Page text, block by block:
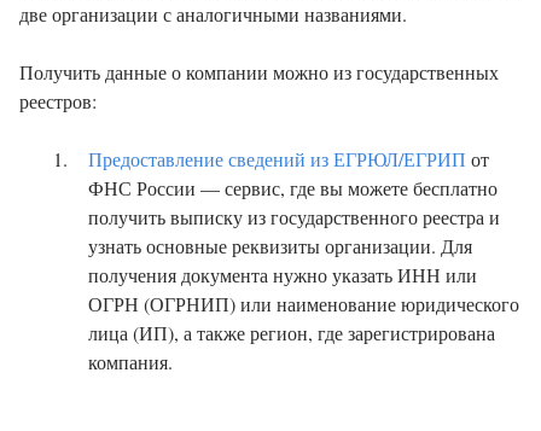
две организации с аналогичными названиями.
Получить данные о компании можно из государственных
реестров:
Предоставление сведений из ЕГРЮЛ/ЕГРИП от
ФНС России — сервис, где вы можете бесплатно
получить выписку из государственного реестра и
узнать основные реквизиты организации. Для
получения документа нужно указать ИНН или
ОГРН (ОГРНИП) или наименование юридического
лица (ИП), а также регион, где зарегистрирована
компания.